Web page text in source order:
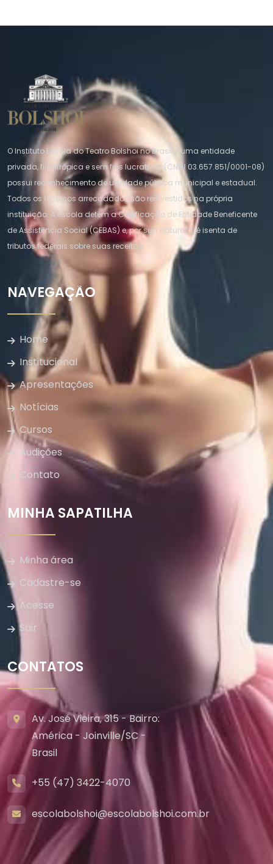
O Instituto Escola do Teatro Bolshoi no Brasil é uma entidade
privada, filantrópica e sem fins lucrativos (CNPJ 03.657.851/0001-08)
possui reconhecimento de utilidade pública municipal e estadual.
Todos os recursos arrecadados são reinvestidos na própria
instituição. A escola detém a Certificação de Entidade Beneficente
de Assistência Social (CEBAS) e, por sua natureza, é isenta de
tributos federais sobre suas receitas.
NAVEGAÇÃO
Home
Institucional
Apresentações
Notícias
Cursos
Audições
Contato
MINHA SAPATILHA
Minha área
Cadastre-se
Acesse
Sair
CONTATOS
Av. José Vieira, 315 - Bairro:
América - Joinville/SC -
Brasil
+55 (47) 3422-4070
escolabolshoi@escolabolshoi.com.br